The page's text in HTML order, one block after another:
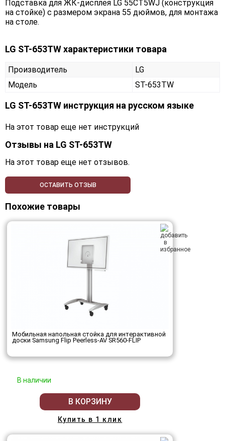
Подставка для ЖК-дисплея LG 55CT5WJ (конструкция
на стойке) с размером экрана 55 дюймов, для монтажа
на столе.
LG ST-653TW характеристики товара
Производитель
LG
Модель
ST-653TW
LG ST-653TW инструкция на русском языке
На этот товар еще нет инструкций
Отзывы на LG ST-653TW
На этот товар еще нет отзывов.
ОСТАВИТЬ ОТЗЫВ
Похожие товары
Мобильная напольная стойка для интерактивной
доски Samsung Flip Peerless-AV SR560-FLIP
В наличии
В КОРЗИНУ
Купить в 1 клик